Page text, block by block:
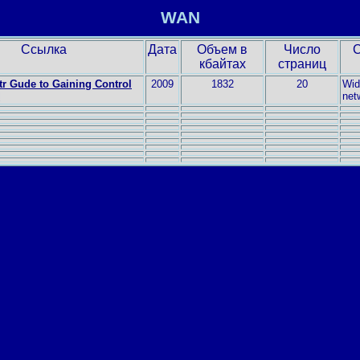
WAN
Ссылка Дата
Объем в
кбайтах
Число
страниц
Gude to Gaining Control
2009 1832 20